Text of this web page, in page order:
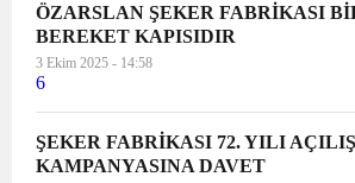
ÖZARSLAN ŞEKER FABRİKASI
BEREKET KAPISIDIR
3 Ekim 2025 - 14:58
6
ŞEKER FABRİKASI 72. YILI AÇILIŞ
KAMPANYASINA DAVET